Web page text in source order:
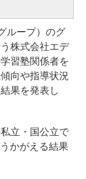
ループ）のグ
株式会社エデ
習塾関係者を
向や指導状況
果を発表し
立・国公立で
かがえる結果